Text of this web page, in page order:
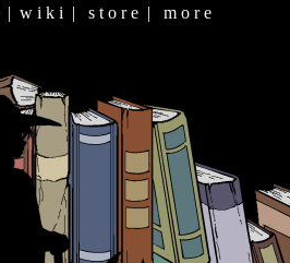
| w i k i | s t o r e | m o r e